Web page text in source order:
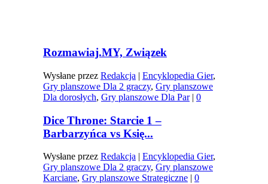
Rozmawiaj.MY, Związek
Wysłane przez Redakcja | Encyklopedia Gier,
Gry planszowe Dla 2 graczy, Gry planszowe
Dla dorosłych, Gry planszowe Dla Par| 0
Dice Throne: Starcie 1 –
Barbarzyńca vs Księ...
Wysłane przez Redakcja | Encyklopedia Gier,
Gry planszowe Dla 2 graczy, Gry planszowe
Karciane, Gry planszowe Strategiczne| 0